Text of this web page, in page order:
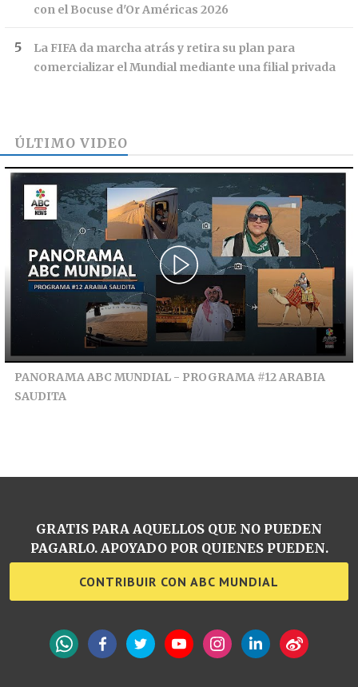
con el Bocuse d'Or Américas 2026
La FIFA da marcha atrás y retira su plan para
comercializar el Mundial mediante una filial privada
ÚLTIMO VIDEO
PANORAMA ABC MUNDIAL - PROGRAMA #12 ARABIA
SAUDITA
GRATIS PARA AQUELLOS QUE NO PUEDEN
PAGARLO. APOYADO POR QUIENES PUEDEN.
CONTRIBUIR CON ABC MUNDIAL